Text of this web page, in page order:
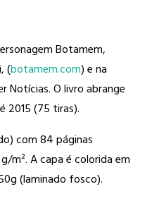
Botamem,
(botamem.com) e na
Notícias. O livro abrange
2015 (75 tiras).
com 84 páginas
m². A capa é colorida em
(laminado fosco).